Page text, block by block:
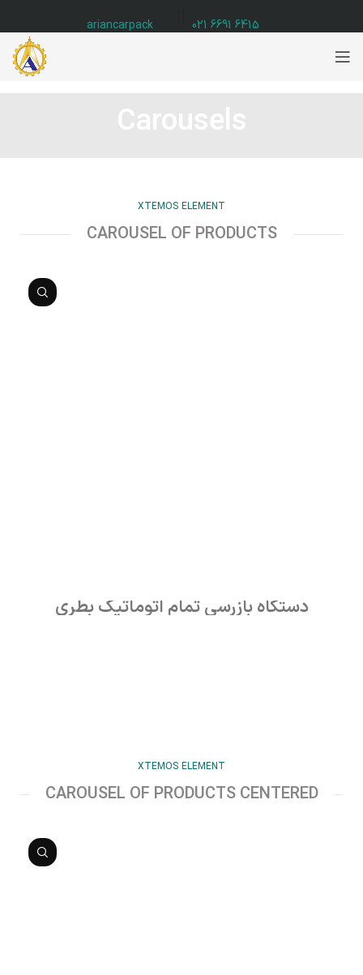
6415 6691 021
ariancarpack
XTEMOS ELEMENT
CAROUSEL OF PRODUCTS
دستگاه بازرسی تمام اتوماتیک بطری
XTEMOS ELEMENT
CAROUSEL OF PRODUCTS CENTERED